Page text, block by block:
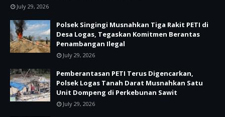
July 29, 2026
Polsek Singingi Musnahkan Tiga Rakit PETI di
Desa Logas, Tegaskan Komitmen Berantas
Penambangan Ilegal
July 29, 2026
Pemberantasan PETI Terus Digencarkan,
Polsek Logas Tanah Darat Musnahkan Satu
Unit Dompeng di Perkebunan Sawit
July 29, 2026